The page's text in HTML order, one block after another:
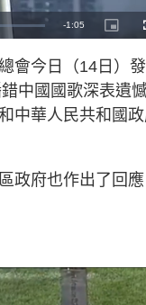
R
a
T
-1:05
P
i
u
e
-
n
-
r
e
會今日（14日）
中國國歌深表遺
中華人民共和國
政府也作出了回